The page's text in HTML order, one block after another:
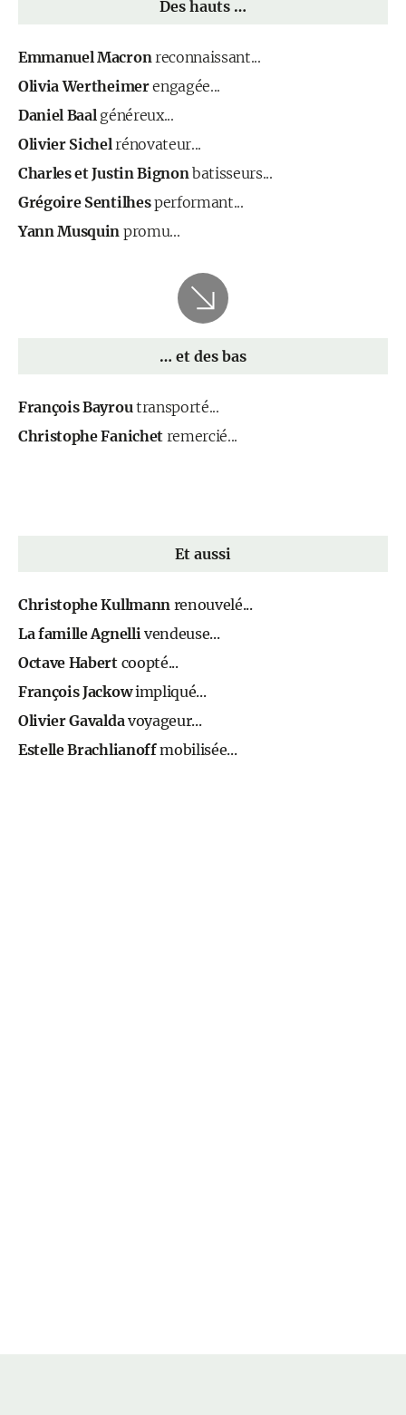
Des hauts …
Emmanuel Macronreconnaissant...
Olivia Wertheimerengagée...
Daniel Baalgénéreux...
Olivier Sichelrénovateur...
Charles et Justin Bignonbatisseurs...
Grégoire Sentilhesperformant...
Yann Musquin promu...
… et des bas
François Bayroutransporté...
Christophe Fanichetremercié...
Et aussi
Christophe Kullmannrenouvelé...
La famille Agnellivendeuse...
Octave Habertcoopté...
François Jackowimpliqué...
Olivier Gavaldavoyageur...
Estelle Brachlianoffmobilisée...